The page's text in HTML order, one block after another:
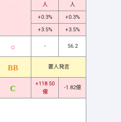
人
人
+0.3%
+0.3%
+3.5%
+3.5%
- 56.2
要人発言
+118.50
億
-1.82億